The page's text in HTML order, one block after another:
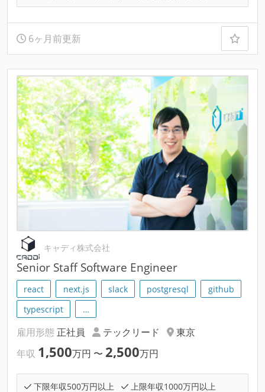
6ヶ月前更新
キャディ株式会社
Senior Staff Software Engineer
react next.js slack postgresql
github
typescript
…
雇用形態 正社員 テックリード
東京
年収 1,500万円 〜 2,500万円
下限年収500万円以上 上限年収1000万円以上